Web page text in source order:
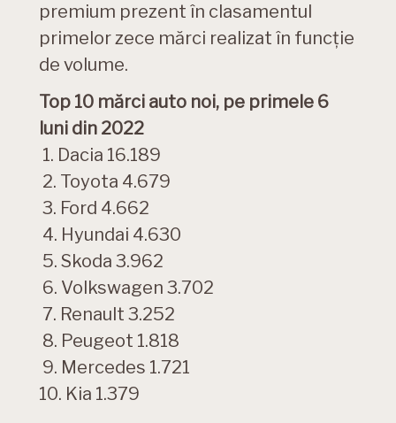
premium prezent în clasamentul
primelor zece mărci realizat în funcție
de volume.
Top 10 mărci auto noi, pe primele 6
luni din 2022
1. Dacia 16.189
2. Toyota 4.679
3. Ford 4.662
4. Hyundai 4.630
5. Skoda 3.962
6. Volkswagen 3.702
7. Renault 3.252
8. Peugeot 1.818
9. Mercedes 1.721
10. Kia 1.379